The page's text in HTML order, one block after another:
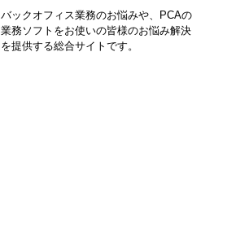
バックオフィス業務のお悩みや、PCAの
業務ソフトをお使いの皆様のお悩み解決
を提供する総合サイトです。